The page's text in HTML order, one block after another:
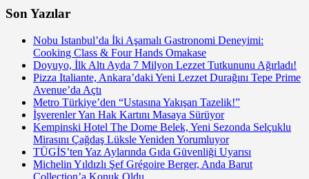
Son Yazılar
Nobu Istanbul’da İki Aşamalı Gastronomi Deneyimi:
Cooking Class & Four Hands Omakase
Doyuyo, İlk Altı Ayda 7 Milyon Lezzet Tutkununu Ağırladı!
Pizza Italiante, Ankara’daki Yeni Lezzet Durağını Tepe Prime
Avenue’da Açtı
Metro Türkiye’den “Ustasına Yakışan Tazelik!”
İşverenler Yan Hak Kartını Masaya Sürüyor
Kempinski Hotel The Dome Belek, Yeni Sezonda Selçuklu
Mirasını Çağdaş Lüksle Yeniden Yorumluyor
TÜGİS’ten Yaz Aylarında Gıda Güvenliği Uyarısı
Michelin Yıldızlı Şef Grégoire Berger, Anda Barut
Collection’a Konuk Oldu